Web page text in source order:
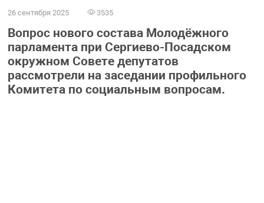
26 сентября 2025 3535
Вопрос нового состава Молодёжного
парламента при Сергиево-Посадском
окружном Совете депутатов
рассмотрели на заседании профильного
Комитета по социальным вопросам.